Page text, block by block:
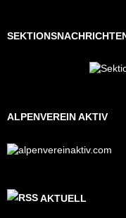
ALPENVEREIN AKTIV
AKTUELL